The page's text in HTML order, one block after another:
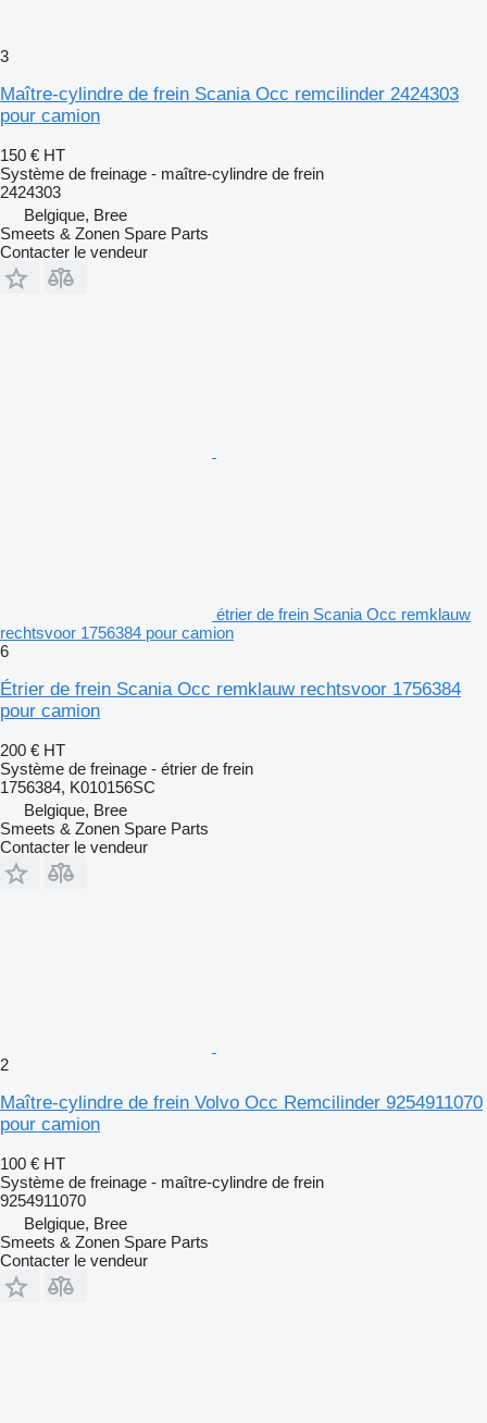
3
Maître-cylindre de frein Scania Occ remcilinder 2424303
pour camion
150 € HT
Système de freinage - maître-cylindre de frein
2424303
Belgique, Bree
Smeets & Zonen Spare Parts
Contacter le vendeur
étrier de frein Scania Occ remklauw
rechtsvoor 1756384 pour camion
6
Étrier de frein Scania Occ remklauw rechtsvoor 1756384
pour camion
200 € HT
Système de freinage - étrier de frein
1756384, K010156SC
Belgique, Bree
Smeets & Zonen Spare Parts
Contacter le vendeur
2
Maître-cylindre de frein Volvo Occ Remcilinder 9254911070
pour camion
100 € HT
Système de freinage - maître-cylindre de frein
9254911070
Belgique, Bree
Smeets & Zonen Spare Parts
Contacter le vendeur